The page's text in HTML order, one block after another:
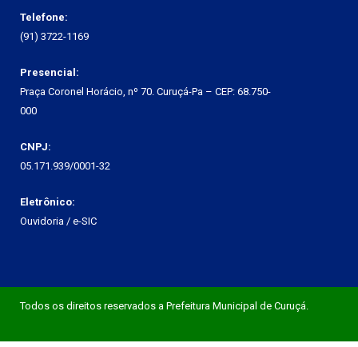
Telefone:
(91) 3722-1169
Presencial:
Praça Coronel Horácio, nº 70. Curuçá-Pa – CEP: 68.750-
000
CNPJ:
05.171.939/0001-32
Eletrônico:
Ouvidoria / e-SIC
Todos os direitos reservados a Prefeitura Municipal de Curuçá.